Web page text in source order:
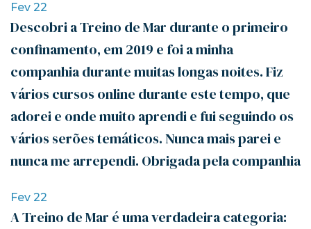
Fev 22
Descobri a Treino de Mar durante o primeiro
confinamento, em 2019 e foi a minha
companhia durante muitas longas noites. Fiz
vários cursos online durante este tempo, que
adorei e onde muito aprendi e fui seguindo os
vários serões temáticos. Nunca mais parei e
nunca me arrependi. Obrigada pela companhia
Fev 22
A Treino de Mar é uma verdadeira categoria: